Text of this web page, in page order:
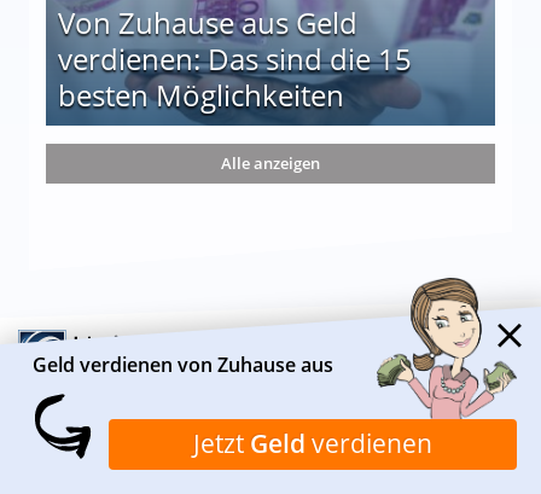
Von Zuhause aus Geld
verdienen: Das sind die 15
besten Möglichkeiten
die 15 besten Möglichkeiten
Alle anzeigen
ÜBER HEIMARBEIT.DE
Geld verdienen von Zuhause aus
Jetzt Geld verdienen